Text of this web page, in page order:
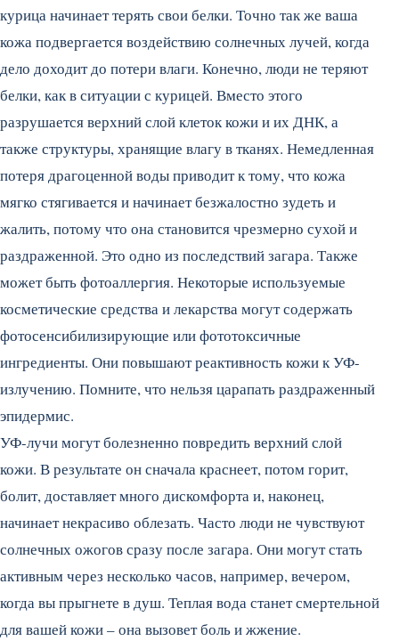
курица начинает терять свои белки. Точно так же ваша
кожа подвергается воздействию солнечных лучей, когда
дело доходит до потери влаги. Конечно, люди не теряют
белки, как в ситуации с курицей. Вместо этого
разрушается верхний слой клеток кожи и их ДНК, а
также структуры, хранящие влагу в тканях. Немедленная
потеря драгоценной воды приводит к тому, что кожа
мягко стягивается и начинает безжалостно зудеть и
жалить, потому что она становится чрезмерно сухой и
раздраженной. Это одно из последствий загара. Также
может быть фотоаллергия. Некоторые используемые
косметические средства и лекарства могут содержать
фотосенсибилизирующие или фототоксичные
ингредиенты. Они повышают реактивность кожи к УФ-
излучению. Помните, что нельзя царапать раздраженный
эпидермис.
УФ-лучи могут болезненно повредить верхний слой
кожи. В результате он сначала краснеет, потом горит,
болит, доставляет много дискомфорта и, наконец,
начинает некрасиво облезать. Часто люди не чувствуют
солнечных ожогов сразу после загара. Они могут стать
активным через несколько часов, например, вечером,
когда вы прыгнете в душ. Теплая вода станет смертельной
для вашей кожи – она вызовет боль и жжение.